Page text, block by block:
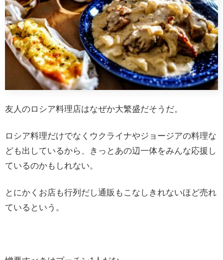
友人のロシア料理店はなぜか大繁盛だそうだ。
ロシア料理だけでなくウクライナやジョージアの料理な
ども出しているから、きっとあの辺一体をみんな応援し
ているのかもしれない。
とにかくお店も行列だし通販もこなしきれないほど売れ
ているという。